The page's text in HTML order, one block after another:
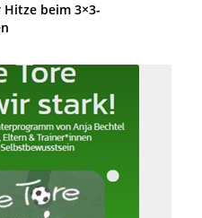
Hitze beim 3×3-